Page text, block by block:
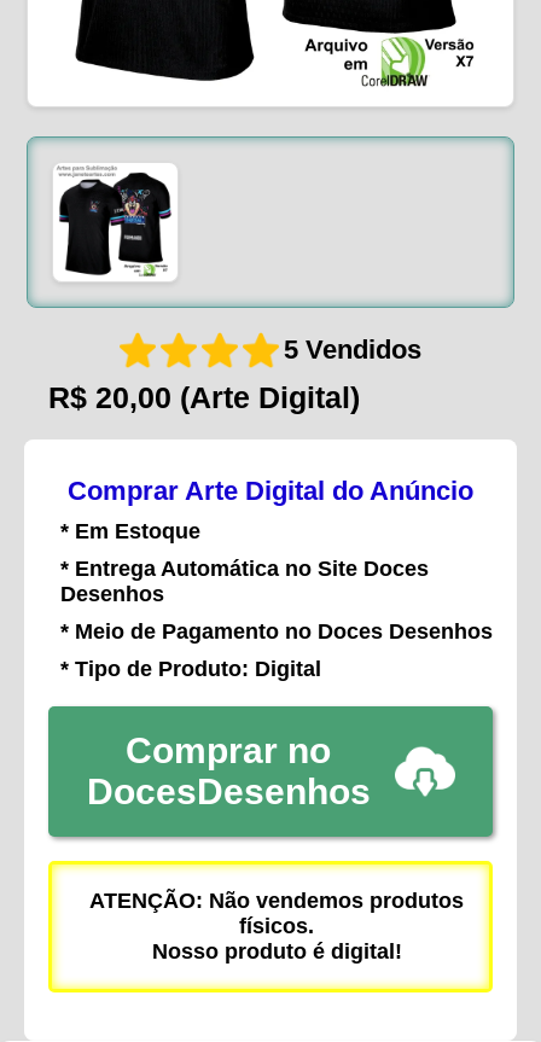
5 Vendidos
R$ 20,00 (Arte Digital)
Comprar Arte Digital do Anúncio
* Em Estoque
* Entrega Automática no Site Doces
Desenhos
* Meio de Pagamento no Doces Desenhos
* Tipo de Produto: Digital
Comprar no
DocesDesenhos
ATENÇÃO: Não vendemos produtos
físicos.
Nosso produto é digital!